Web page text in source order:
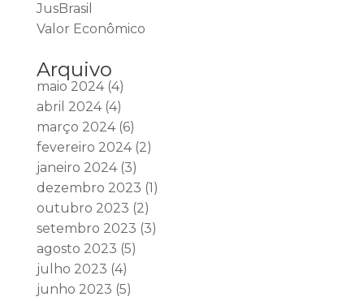
JusBrasil
Valor Econômico
Arquivo
maio 2024(4)
abril 2024(4)
março 2024(6)
fevereiro 2024(2)
janeiro 2024(3)
dezembro 2023 (1)
outubro 2023 (2)
setembro 2023 (3)
agosto 2023 (5)
julho 2023 (4)
junho 2023 (5)